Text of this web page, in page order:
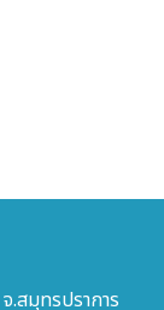
.สมุทรปราการ